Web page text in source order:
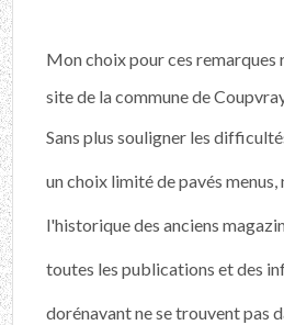
Mon choix pour ces remarques
site de la commune de
Sans plus souligner les
un choix limité de pavés menus,
l'historique des anciens
toutes les publications et des
dorénavant ne se trouvent pas